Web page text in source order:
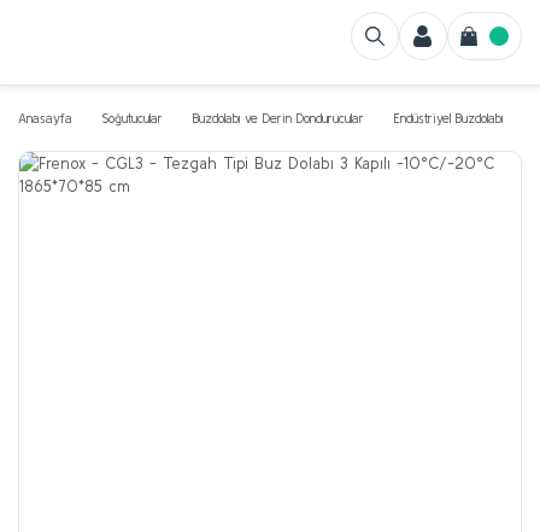
Anasayfa Soğutucular Buzdolabı ve Derin Dondurucular Endüstriyel Buzdolabı